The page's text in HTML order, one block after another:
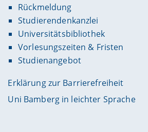
Rückmeldung
Studierendenkanzlei
Universitätsbibliothek
Vorlesungszeiten & Fristen
Studienangebot
Erklärung zur Barrierefreiheit
Uni Bamberg in leichter Sprache